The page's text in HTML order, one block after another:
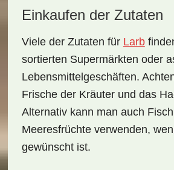
Einkaufen der Zutaten
Viele der Zutaten für Larb
sortierten Supermärkten oder
Lebensmittelgeschäften.
Frische der Kräuter und das
Alternativ kann man auch
Meeresfrüchte verwenden,
gewünscht ist.